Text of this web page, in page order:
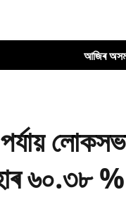
আজিৰ
৬০.৩৮ %